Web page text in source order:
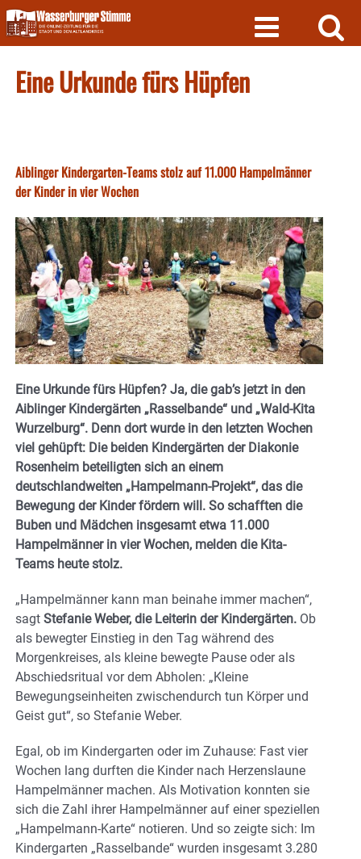
Skip
to
content
Eine Urkunde fürs Hüpfen
Aiblinger Kindergarten-Teams stolz auf 11.000 Hampelmänner
der Kinder in vier Wochen
Eine Urkunde fürs Hüpfen? Ja, die gab’s jetzt in den
Aiblinger Kindergärten „Rasselbande“ und „Wald-Kita
Wurzelburg“. Denn dort wurde in den letzten Wochen
viel gehüpft: Die beiden Kindergärten der Diakonie
Rosenheim beteiligten sich an einem
deutschlandweiten „Hampelmann-Projekt“, das die
Bewegung der Kinder fördern will. So schafften die
Buben und Mädchen insgesamt etwa 11.000
Hampelmänner in vier Wochen, melden die Kita-
Teams heute stolz.
„Hampelmänner kann man beinahe immer machen“,
sagt Stefanie Weber, die Leiterin der Kindergärten. Ob
als bewegter Einstieg in den Tag während des
Morgenkreises, als kleine bewegte Pause oder als
Abschiedsritual vor dem Abholen: „Kleine
Bewegungseinheiten zwischendurch tun Körper und
Geist gut“, so Stefanie Weber.
Egal, ob im Kindergarten oder im Zuhause: Fast vier
Wochen lang durften die Kinder nach Herzenslaune
Hampelmänner machen. Als Motivation konnten sie
sich die Zahl ihrer Hampelmänner auf einer speziellen
„Hampelmann-Karte“ notieren. Und so zeigte sich: Im
Kindergarten „Rasselbande“ wurden insgesamt 3.280